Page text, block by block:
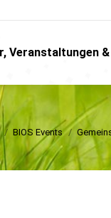
Veranstaltungen &
sich hier:
BIOS Events
Veranstaltungen &